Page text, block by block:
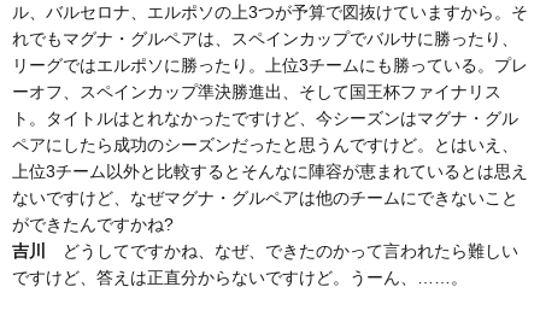
ル、バルセロナ、エルポソの上3つが予算で図抜けていますから。そ
れでもマグナ・グルペアは、スペインカップでバルサに勝ったり、
リーグではエルポソに勝ったり。上位3チームにも勝っている。プレ
ーオフ、スペインカップ準決勝進出、そして国王杯ファイナリス
ト。タイトルはとれなかったですけど、今シーズンはマグナ・グル
ペアにしたら成功のシーズンだったと思うんですけど。とはいえ、
上位3チーム以外と比較するとそんなに陣容が恵まれているとは思え
ないですけど、なぜマグナ・グルペアは他のチームにできないこと
ができたんですかね?
吉川
どうしてですかね、なぜ、できたのかって言われたら難しい
ですけど、答えは正直分からないですけど。うーん、……。